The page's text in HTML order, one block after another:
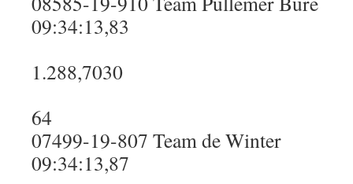
09:34:13,83
1.288,7030
64
07499-19-807 Team de Winter
09:34:13,87